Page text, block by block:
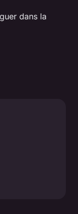
dans la